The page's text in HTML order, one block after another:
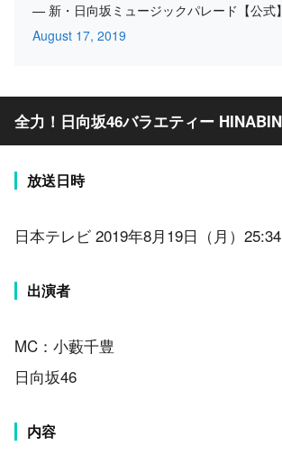
— 新・日向坂ミュージックパレード【公式
August 17, 2019
全力！日向坂46バラエティー
放送日時
日本テレビ 2019年8月19日（月）
出演者
MC：小藪千豊
日向坂46
内容